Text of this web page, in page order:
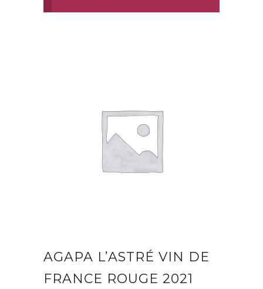
AGAPA L’ASTRÉ VIN DE
FRANCE ROUGE 2021